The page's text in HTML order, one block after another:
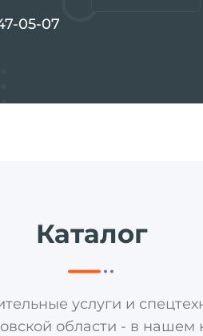
05-07
Каталог
услуги и
области - в нашем